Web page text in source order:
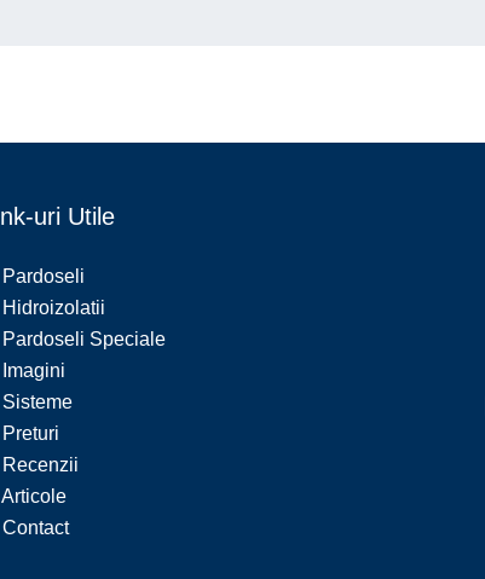
uri Utile
Pardoseli
Hidroizolatii
Pardoseli Speciale
Imagini
Sisteme
Preturi
Recenzii
Articole
Contact